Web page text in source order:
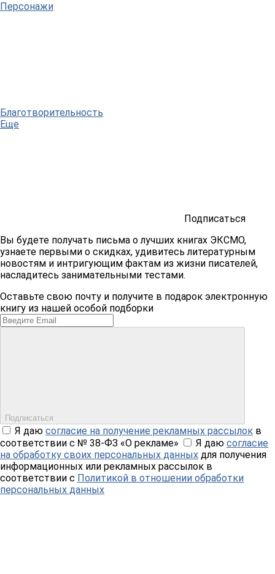
Персонажи
Благотворительность
Еще
Подписаться
Вы будете получать письма о лучших книгах ЭКСМО,
узнаете первыми о скидках, удивитесь литературным
новостям и интригующим фактам из жизни писателей,
насладитесь занимательными тестами.
Оставьте свою почту и получите в подарок электронную
книгу из нашей особой подборки
Подписаться
Я даю согласие на получение рекламных рассылок в
соответствии с № 38-ФЗ «О рекламе»
Я даю согласие
на обработку своих персональных данных для получения
информационных или рекламных рассылок в
соответствии с Политикой в отношении обработки
персональных данных